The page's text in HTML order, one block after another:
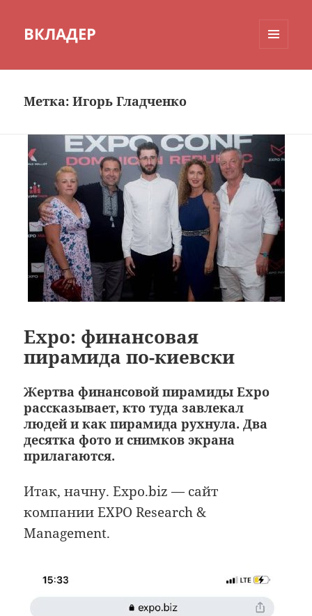
ВКЛАДЕР
Метка:Игорь Гладченко
Expo: финансовая
пирамида по-киевски
Жертва финансовой пирамиды Expo
рассказывает, кто туда завлекал
людей и как пирамида рухнула. Два
десятка фото и снимков экрана
прилагаются.
Итак, начну. Expo.biz — сайт
компании EXPO Research &
Management.